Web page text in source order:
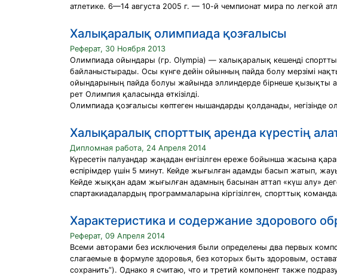
атлетике. 6—14 августа 2005 г. — 10-й чемпионат мира по легкой
Халықаралық олимпиада қозғалысы
Реферат, 30 Ноября 2013
Олимпиада ойындары (гр. Olympіa) — халықаралық кешенді
байланыстырады. Осы күнге дейін ойынның пайда болу мерзімі
ойындарының пайда болуы жайында эллиндерде бірнеше қызықты
рет Олимпия қаласында өткізілді.
Олимпиада қозғалысы көптеген нышандарды қолданады, негізінде
Халықаралық спорттық аренда күрестің
Дипломная работа, 24 Апреля 2014
Күресетін палуандар жаңадан енгізілген ереже бойынша жасына
өспірімдер үшін 5 минут. Кейде жығылған адамды басып жатып,
Кейде жыққан адам жығылған адамның басынан аттап «күш алу»
спартакиадалардың программаларына кіргізілген, спорттық
Характеристика и содержание здорового
Реферат, 09 Апреля 2014
Всеми авторами без исключения были определены два первых
слагаемые в формуле здоровья, без которых быть здоровым,
сохранить”). Однако я считаю, что и третий компонент также